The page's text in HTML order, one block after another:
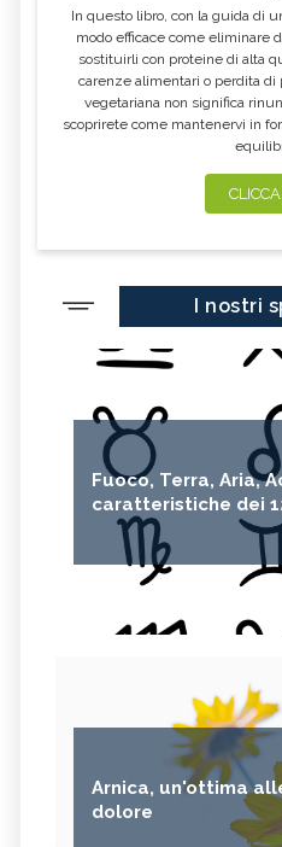
In questo libro, con la guida di
modo efficace come eliminare
sostituirli con proteine di alta
carenze alimentari o perdita
vegetariana non significa
scoprirete come mantenervi in
I nostri
Fuoco, Terra, Aria,
caratteristiche dei
Arnica, un'ottima
dolore